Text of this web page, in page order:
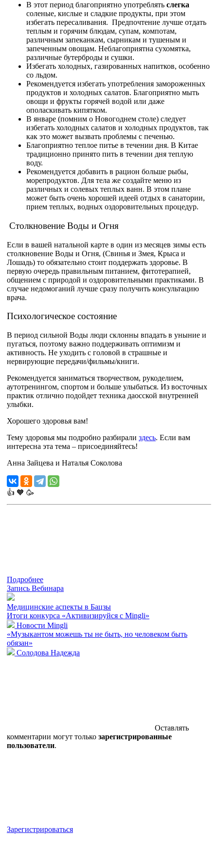
В этот период благоприятно употреблять слегка
соленые, кислые и сладкие продукты, при этом
избегать пересаливания. Предпочтение лучше отдать
теплым и горячим блюдам, супам, компотам,
различным запеканкам, сырникам и тушеным и
запеченным овощам. Неблагоприятна сухомятка,
различные бутерброды и сушки.
Избегать холодных, газированных напитков, особенно
со льдом.
Рекомендуется избегать употребления замороженных
продуктов и холодных салатов. Благоприятно мыть
овощи и фрукты горячей водой или даже
ополаскивать кипятком.
В январе (помним о Новогоднем столе) следует
избегать холодных салатов и холодных продуктов, так
как это может вызвать проблемы с печенью.
Благоприятно теплое питье в течении дня. В Китае
традиционно принято пить в течении дня теплую
воду.
Рекомендуется добавить в рацион больше рыбы,
морепродуктов. Для тела же создайте меню из
различных и солевых теплых ванн. В этом плане
может быть очень хорошей идеей отдых в санатории,
прием теплых, водных оздоровительных процедур.
Столкновение Воды и Огня
Если в вашей натальной карте в один из месяцев зимы есть
столкновение Воды и Огня, (Свинья и Змея, Крыса и
Лошадь) то обязательно стоит поддержать здоровье. В
первую очередь правильным питанием, фитотерапией,
общением с природой и оздоровительными практиками. В
случае недомоганий лучше сразу получить консультацию
врача.
Психологическое состояние
В период сильной Воды люди склонны впадать в уныние и
пугаться, поэтому важно поддерживать оптимизм и
активность. Не уходить с головой в страшные и
нервирующие передачи/фильмы/книги.
Рекомендуется заниматься творчеством, рукоделием,
аутотренингом, спортом и больше улыбаться. Из восточных
практик отлично подойдет техника даосской внутренней
улыбки.
Хорошего здоровья вам!
Тему здоровья мы подробно разбирали здесь. Если вам
интересна эта тема – присоединяйтесь!
Анна Зайцева и Наталья Соколова
👍 🧡 🥳
Подробнее
Запись Вебинара
Медицинские аспекты в Бацзы
Итоги конкурса «Активизируйся с Mingli»
Новости Mingli
«Музыкантом можешь ты не быть, но человеком быть
обязан»
Солодова Надежда
Оставлять
комментарии могут только зарегистрированные
пользователи.
Зарегистрироваться